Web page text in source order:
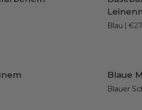
aus
Blau
LEGEN
Blaue
Blaue
Blauer